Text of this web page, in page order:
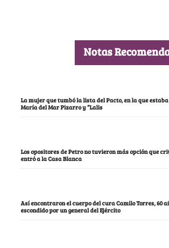
Notas
La mujer que tumbó la lista del Pacto, en la que
María del Mar Pizarro y “Lalis
Los opositores de Petro no tuvieron más opción que
entró a la Casa Blanca
Así encontraron el cuerpo del cura Camilo Torres, 60
escondido por un general del Ejército